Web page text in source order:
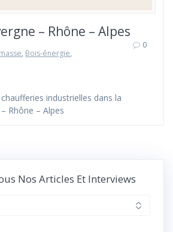
– Rhône – Alpes
, Bois-énergie,
0
industrielles dans la
Rhône – Alpes
Nos Articles Et Interviews